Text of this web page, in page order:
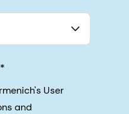
User
and